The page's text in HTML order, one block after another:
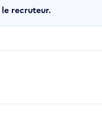
recruteur.